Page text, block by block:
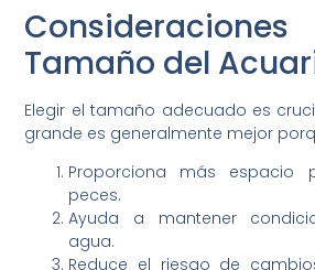
Tamaño del
Elegir el tamaño adecuado es
grande es generalmente mejor
Proporciona más
peces.
Ayuda a mantener
agua.
Reduce el riesgo de